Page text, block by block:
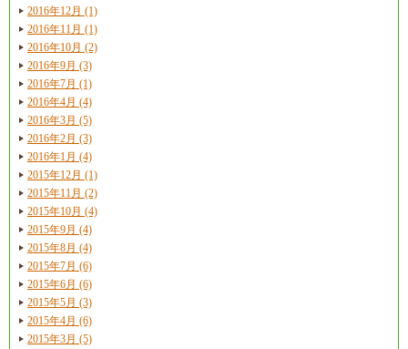
2016年12月 (1)
2016年11月 (1)
2016年10月 (2)
2016年9月 (3)
2016年7月 (1)
2016年4月 (4)
2016年3月 (5)
2016年2月 (3)
2016年1月 (4)
2015年12月 (1)
2015年11月 (2)
2015年10月 (4)
2015年9月 (4)
2015年8月 (4)
2015年7月 (6)
2015年6月 (6)
2015年5月 (3)
2015年4月 (6)
2015年3月 (5)